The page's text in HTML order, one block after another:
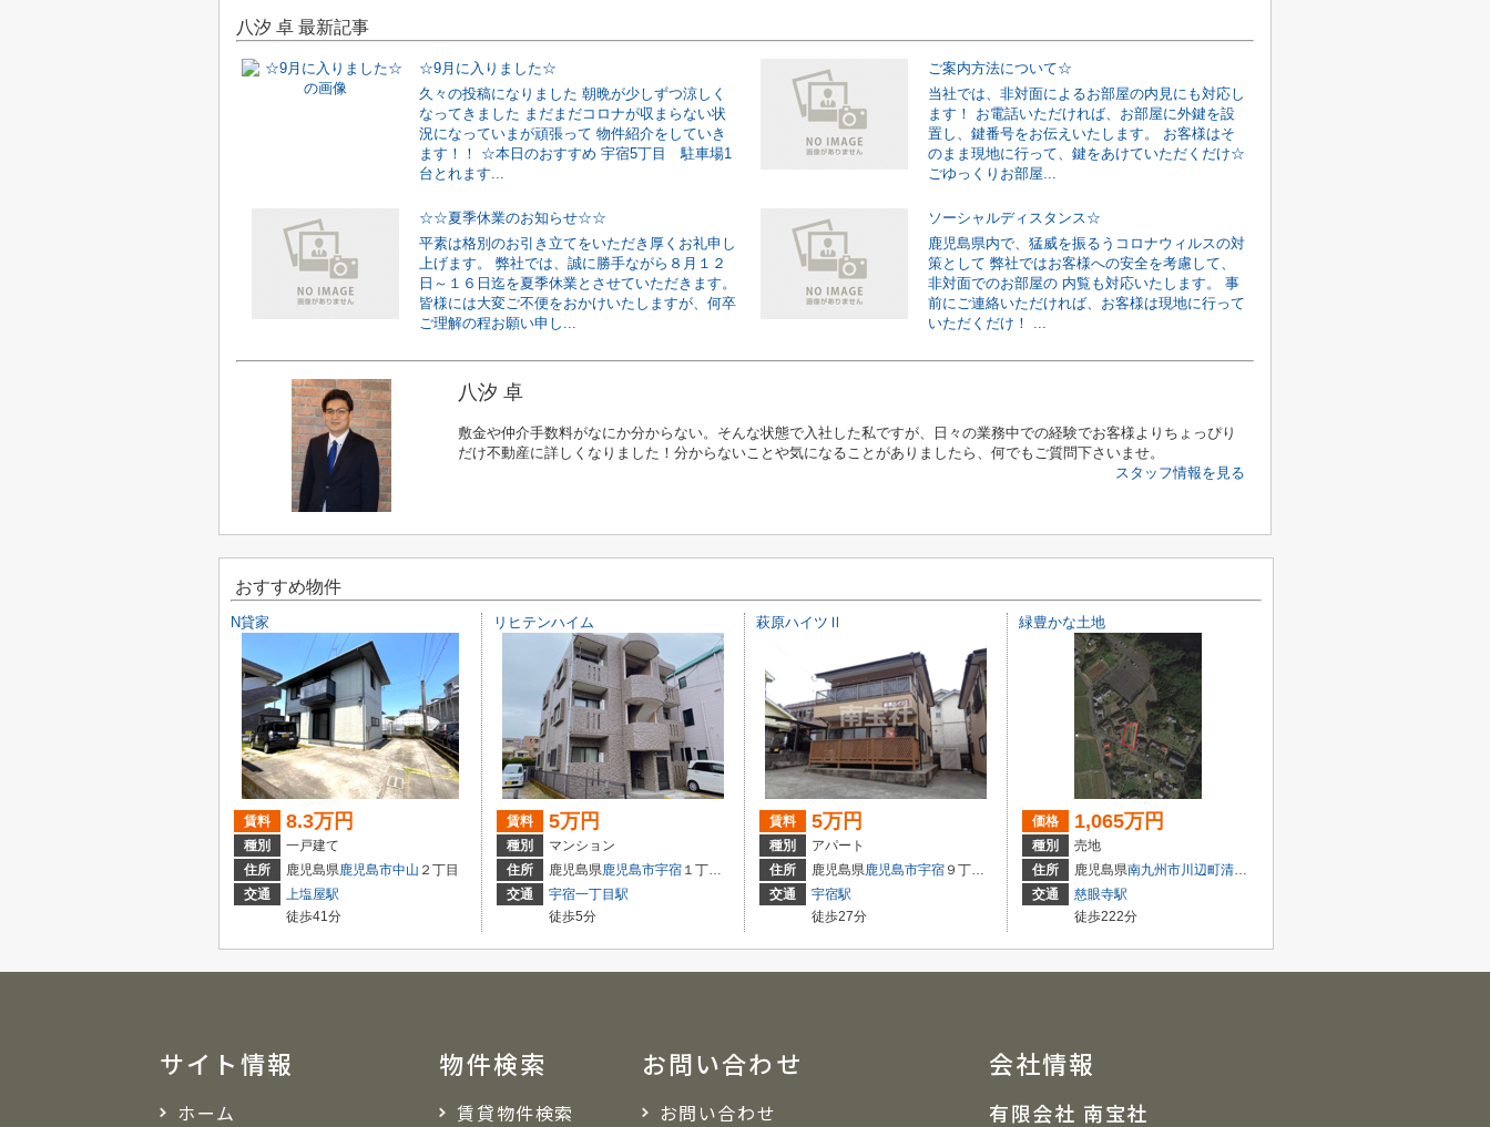
八汐 卓 最新記事
☆9月に入りました☆
久々の投稿になりました 朝晩が少しずつ涼しく
なってきました まだまだコロナが収まらない状
況になっていまが頑張って 物件紹介をしていき
ます！！ ☆本日のおすすめ 宇宿5丁目 駐車場1
台とれます...
ご案内方法について☆
当社では、非対面によるお部屋の内見にも対応し
ます！ お電話いただければ、お部屋に外鍵を設
置し、鍵番号をお伝えいたします。 お客様はそ
のまま現地に行って、鍵をあけていただくだけ☆
ごゆっくりお部屋...
☆☆夏季休業のお知らせ☆☆
平素は格別のお引き立てをいただき厚くお礼申し
上げます。 弊社では、誠に勝手ながら８月１２
日～１６日迄を夏季休業とさせていただきます。
皆様には大変ご不便をおかけいたしますが、何卒
ご理解の程お願い申し...
ソーシャルディスタンス☆
鹿児島県内で、猛威を振るうコロナウィルスの対
策として 弊社ではお客様への安全を考慮して、
非対面でのお部屋の 内覧も対応いたします。 事
前にご連絡いただければ、お客様は現地に行って
いただくだけ！ ...
八汐 卓
敷金や仲介手数料がなにか分からない。そんな状態で入社した私ですが、日々の業務中での経験でお客様よりちょっぴり
だけ不動産に詳しくなりました！分からないことや気になることがありましたら、何でもご質問下さいませ。
スタッフ情報を見る
おすすめ物件
N貸家
賃料 8.3万円
種別
一戸建て
住所
鹿児島県 鹿児島市中山 ２丁目
交通
上塩屋駅
徒歩41分
リヒテンハイム
賃料 5万円
種別
マンション
住所
鹿児島県 鹿児島市宇宿 １丁目４６-１２
交通
宇宿一丁目駅
徒歩5分
萩原ハイツⅡ
賃料 5万円
種別
アパート
住所
鹿児島県 鹿児島市宇宿 ９丁目１９-１０
交通
宇宿駅
徒歩27分
緑豊かな土地
価格 1,065万円
種別
売地
住所
鹿児島県南九州市川辺町清水
交通
慈眼寺駅
徒歩222分
サイト情報
ホーム
物件検索
賃貸物件検索
お問い合わせ
お問い合わせ
会社情報
有限会社 南宝社